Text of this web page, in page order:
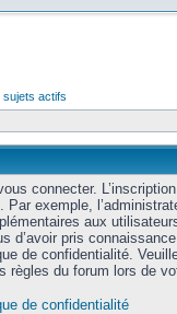
sujets actifs
connecter.
exemple,
aux
d’avoir pris
de confidentialité.
règles du forum lors de
de confidentialité